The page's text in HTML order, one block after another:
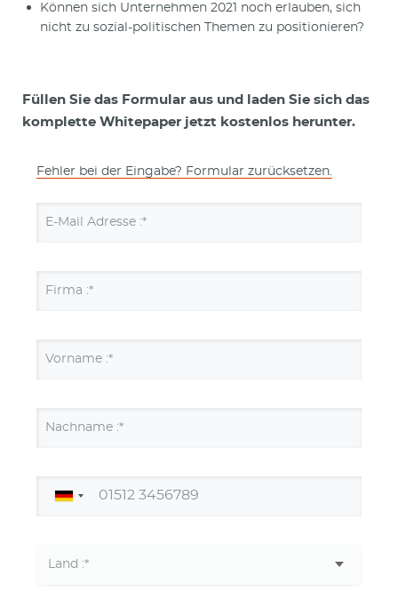
Können sich Unternehmen 2021 noch erlauben, sich
nicht zu sozial-politischen Themen zu positionieren?
Füllen Sie das Formular aus und laden Sie sich das
komplette Whitepaper jetzt kostenlos herunter.
Fehler bei der Eingabe? Formular zurücksetzen.
E-Mail Adresse :*
Firma :*
Vorname :*
Nachname :*